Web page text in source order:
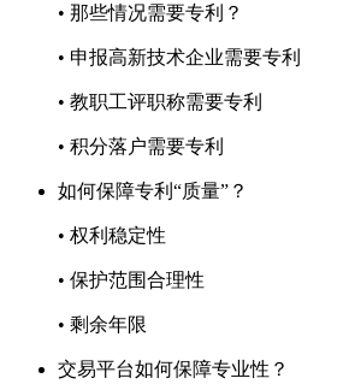
• 那些情况需要专利？
• 申报高新技术企业需要专利
• 教职工评职称需要专利
• 积分落户需要专利
如何保障专利“质量”？
• 权利稳定性
• 保护范围合理性
• 剩余年限
交易平台如何保障专业性？